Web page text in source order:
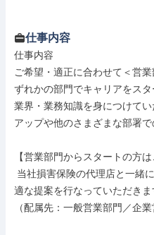
仕事内容
仕事内容
ご希望・適正に合わせて＜営
ずれかの部門でキャリアをスタ
業界・業務知識を身につけて
アップや他のさまざまな部署
【営業部門からスタートの方は
適な提案を行なっていただきま
（配属先：一般営業部門／企